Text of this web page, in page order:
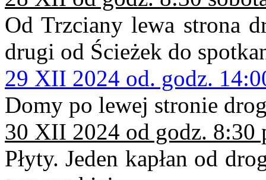
Od Trzciany lewa strona
drugi od Ścieżek do
29 XII 2024 od. godz.
Domy po lewej stronie
30 XII 2024 od godz. 8:30
Płyty. Jeden kapłan od